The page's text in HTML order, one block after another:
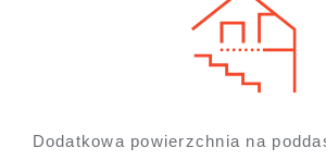
Dodatkowa powierzchnia na